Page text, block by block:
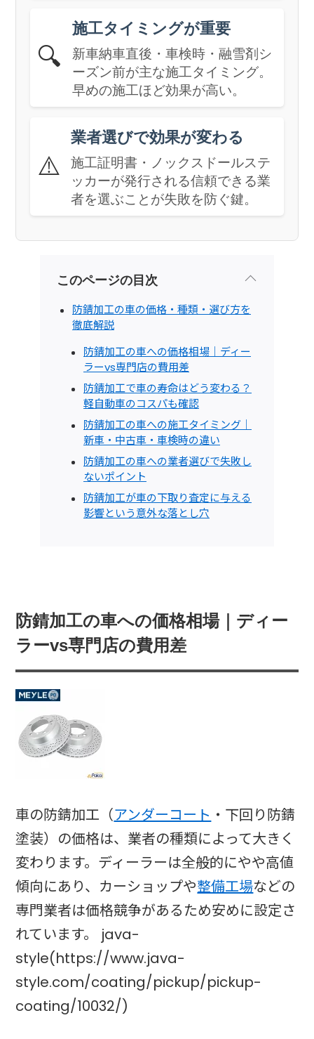
🔍
施工タイミングが重要
新車納車直後・車検時・融雪剤シ
ーズン前が主な施工タイミング。
早めの施工ほど効果が高い。
⚠️
業者選びで効果が変わる
施工証明書・ノックスドールステ
ッカーが発行される信頼できる業
者を選ぶことが失敗を防ぐ鍵。
このページの目次
防錆加工の車の価格・種類・選び方を
徹底解説
防錆加工の車への価格相場｜ディー
ラーvs専門店の費用差
防錆加工で車の寿命はどう変わる？
軽自動車のコスパも確認
防錆加工の車への施工タイミング｜
新車・中古車・車検時の違い
防錆加工の車への業者選びで失敗し
ないポイント
防錆加工が車の下取り査定に与える
影響という意外な落とし穴
防錆加工の車への価格相場｜ディー
ラーvs専門店の費用差
車の防錆加工（アンダーコート ・下回り防錆
塗装）の価格は、業者の種類によって大きく
変わります。ディーラーは全般的にやや高値
傾向にあり、カーショップや整備工場などの
専門業者は価格競争があるため安めに設定さ
れています。 java-
style(https://www.java-
style.com/coating/pickup/pickup-
coating/10032/)